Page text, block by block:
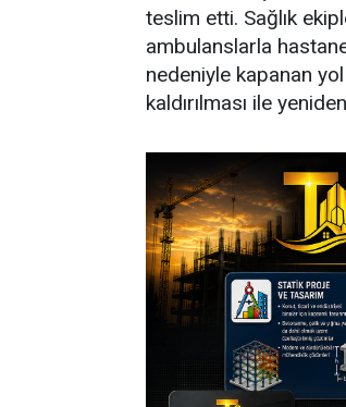
teslim etti. Sağlık
ambulanslarla
nedeniyle kapanan
kaldırılması ile